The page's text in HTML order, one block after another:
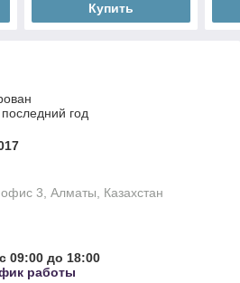
Купить
год
3, Алматы, Казахстан
09:00 до 18:00
работы